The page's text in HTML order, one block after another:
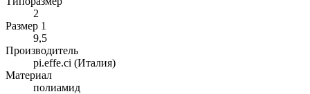
2
Размер 1
9,5
Производитель
pi.effe.ci (Италия)
Материал
полиамид